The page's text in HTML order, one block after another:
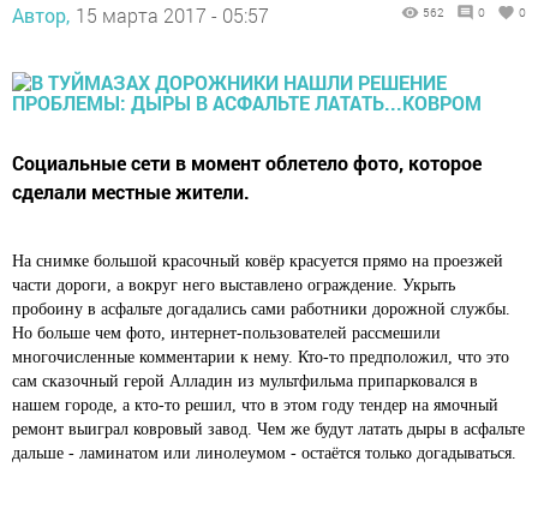
Автор, 15 марта 2017 - 05:57 562 0 0
Социальные сети в момент облетело фото, которое
сделали местные жители.
На снимке большой красочный ковёр красуется прямо на проезжей
части дороги, а вокруг него выставлено ограждение. Укрыть
пробоину в асфальте догадались сами работники дорожной службы.
Но больше чем фото, интернет-пользователей рассмешили
многочисленные комментарии к нему. Кто-то предположил, что это
сам сказочный герой Алладин из мультфильма припарковался в
нашем городе, а кто-то решил, что в этом году тендер на ямочный
ремонт выиграл ковровый завод. Чем же будут латать дыры в асфальте
дальше - ламинатом или линолеумом - остаётся только догадываться.